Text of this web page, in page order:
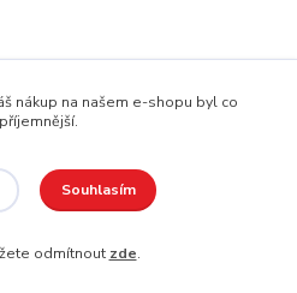
Eshop-rychle.cz
nákup na našem e-shopu byl co
Souhlasím
odmítnout zde.